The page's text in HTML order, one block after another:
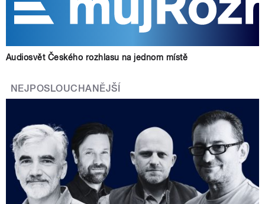
Audiosvět Českého rozhlasu na jednom místě
NEJPOSLOUCHANĚJŠÍ